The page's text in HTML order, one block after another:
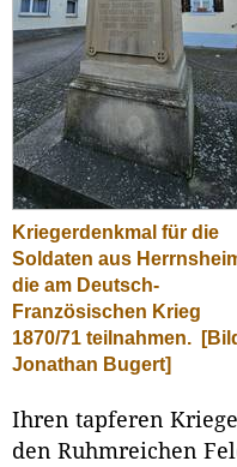
Kriegerdenkmal für die
Soldaten aus
die am Deutsch-
Französischen Krieg
1870/71 teilnahmen.
Jonathan Bugert]
Ihren tapferen
den Ruhmreichen